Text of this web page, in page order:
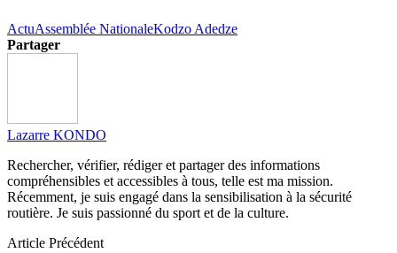
ActuAssemblée NationaleKodzo Adedze
Partager
Lazarre KONDO
Rechercher, vérifier, rédiger et partager des informations
compréhensibles et accessibles à tous, telle est ma mission.
Récemment, je suis engagé dans la sensibilisation à la sécurité
routière. Je suis passionné du sport et de la culture.
Article Précédent